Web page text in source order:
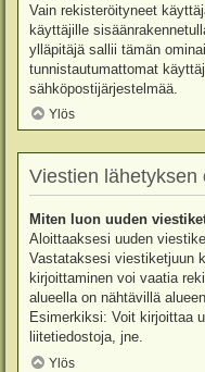
Vain rekisteröityneet
käyttäjille
ylläpitäjä sallii tämän
tunnistautumattomat
sähköpostijärjestelmää.
Ylös
Viestien lähetyksen
Miten luon uuden
Aloittaaksesi uuden
Vastataksesi viestiketjuun
kirjoittaminen voi vaatia
alueella on nähtävillä
Esimerkiksi: Voit kirjoittaa
liitetiedostoja, jne.
Ylös